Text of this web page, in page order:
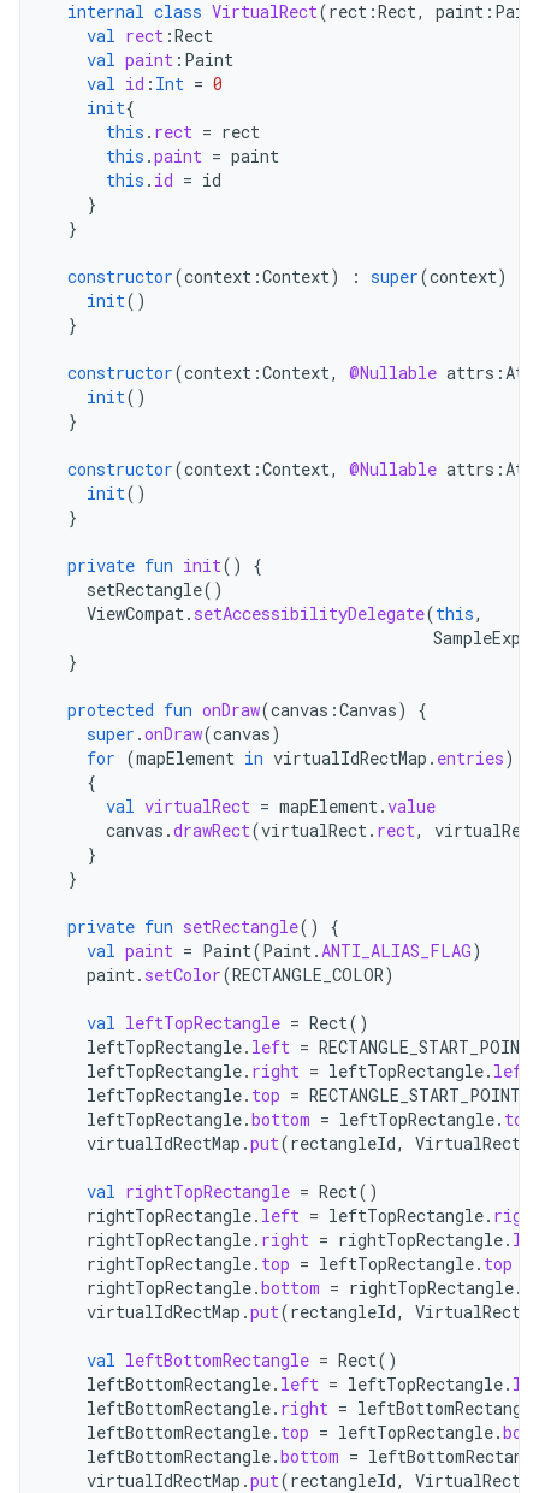
internal class VirtualRect(rect :Rect, paint :
val rect :Rect
val paint : Paint
val id : Int = 0
init{
this . rect = rect
this .paint = paint
this . id = id
}
}
constructor(context :Context) : super(context)
init()
}
constructor(context :Context, @Nullable attrs :
init()
}
constructor(context :Context, @Nullable attrs :
init()
}
private fun init()
{
setRectangle()
ViewCompat. setAccessibilityDelegate(this,
}
protected fun onDraw(canvas :Canvas)
{
super .onDraw(canvas)
for (mapElement in virtualIdRectMap . entries)
{
val virtualRect = mapElement.value
canvas .drawRect(virtualRect. rect,
virtualRect
}
}
private fun setRectangle()
{
val paint = Paint(Paint.ANTI_ALIAS_FLAG)
paint. setColor(RECTANGLE_COLOR)
val leftTopRectangle = Rect()
leftTopRectangle. left =
leftTopRectangle. right = leftTopRectangle. left
leftTopRectangle. top =
leftTopRectangle.bottom = leftTopRectangle. top
virtualIdRectMap .put(rectangleId, VirtualRect
val rightTopRectangle = Rect()
rightTopRectangle. left = leftTopRectangle.
rightTopRectangle. right = rightTopRectangle.
rightTopRectangle. top = leftTopRectangle. top
rightTopRectangle.bottom = rightTopRectangle.
virtualIdRectMap .put(rectangleId, VirtualRect
val leftBottomRectangle = Rect()
leftBottomRectangle. left = leftTopRectangle.
leftBottomRectangle. right =
leftBottomRectangle. top = leftTopRectangle.
leftBottomRectangle.bottom =
virtualIdRectMap .put(rectangleId, VirtualRect